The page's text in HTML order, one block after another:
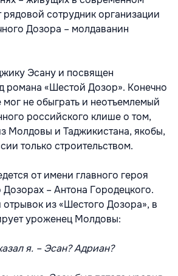
сотрудник организации
Дозора – молдаванин
Эсану и посвящен
романа «Шестой Дозор». Конечно
не обыграть и неотъемлемый
российского клише о том,
Молдовы и Таджикистана, якобы,
только строительством.
от имени главного героя
Дозорах – Антона Городецкого.
отрывок из «Шестого Дозора», в
уроженец Молдовы:
я. – Эсан? Адриан?